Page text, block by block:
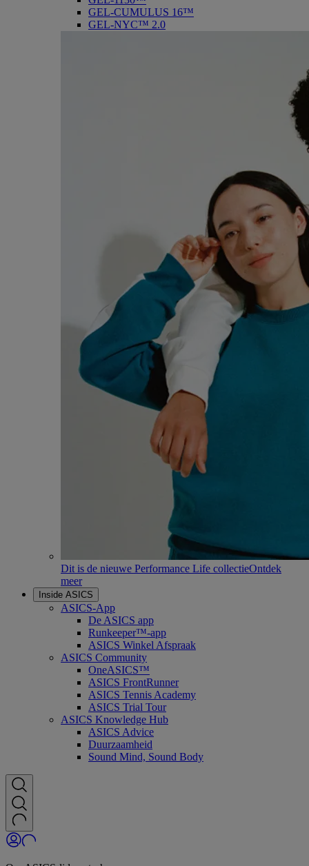
GEL-CUMULUS 16™
GEL-NYC™ 2.0
Dit is de nieuwe Performance Life collectieOntdek
meer
Inside ASICS
ASICS-App
De ASICS app
Runkeeper™-app
ASICS Winkel Afspraak
ASICS Community
OneASICS™
ASICS FrontRunner
ASICS Tennis Academy
ASICS Trial Tour
ASICS Knowledge Hub
ASICS Advice
Duurzaamheid
Sound Mind, Sound Body